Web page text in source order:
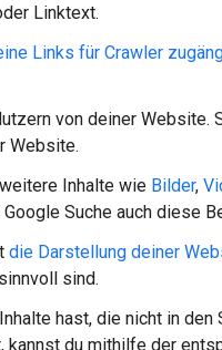
Linktext.
Links für Crawler
von deiner
Website.
weitere Inhalte wie Bilder,
Google Suche auch diese
die Darstellung deiner
sind.
Inhalte hast, die nicht in
kannst du mithilfe der